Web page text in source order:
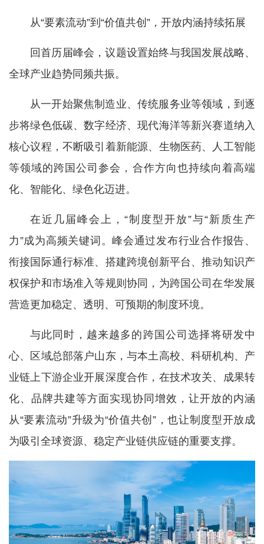
从“要素流动”到“价值共创”，开放内涵持续拓展
回首历届峰会，议题设置始终与我国发展战略、
全球产业趋势同频共振。
从一开始聚焦制造业、传统服务业等领域，到逐
步将绿色低碳、数字经济、现代海洋等新兴赛道纳入
核心议程，不断吸引着新能源、生物医药、人工智能
等领域的跨国公司参会，合作方向也持续向着高端
化、智能化、绿色化迈进。
在近几届峰会上，“制度型开放”与“新质生产
力”成为高频关键词。峰会通过发布行业合作报告、
衔接国际通行标准、搭建跨境创新平台、推动知识产
权保护和市场准入等规则协同，为跨国公司在华发展
营造更加稳定、透明、可预期的制度环境。
与此同时，越来越多的跨国公司选择将研发中
心、区域总部落户山东，与本土高校、科研机构、产
业链上下游企业开展深度合作，在技术攻关、成果转
化、品牌共建等方面实现协同增效，让开放的内涵
从“要素流动”升级为“价值共创”，也让制度型开放成
为吸引全球资源、稳定产业链供应链的重要支撑。